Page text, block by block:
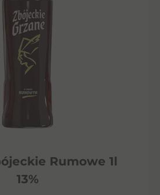
Rumowe 1l
13%